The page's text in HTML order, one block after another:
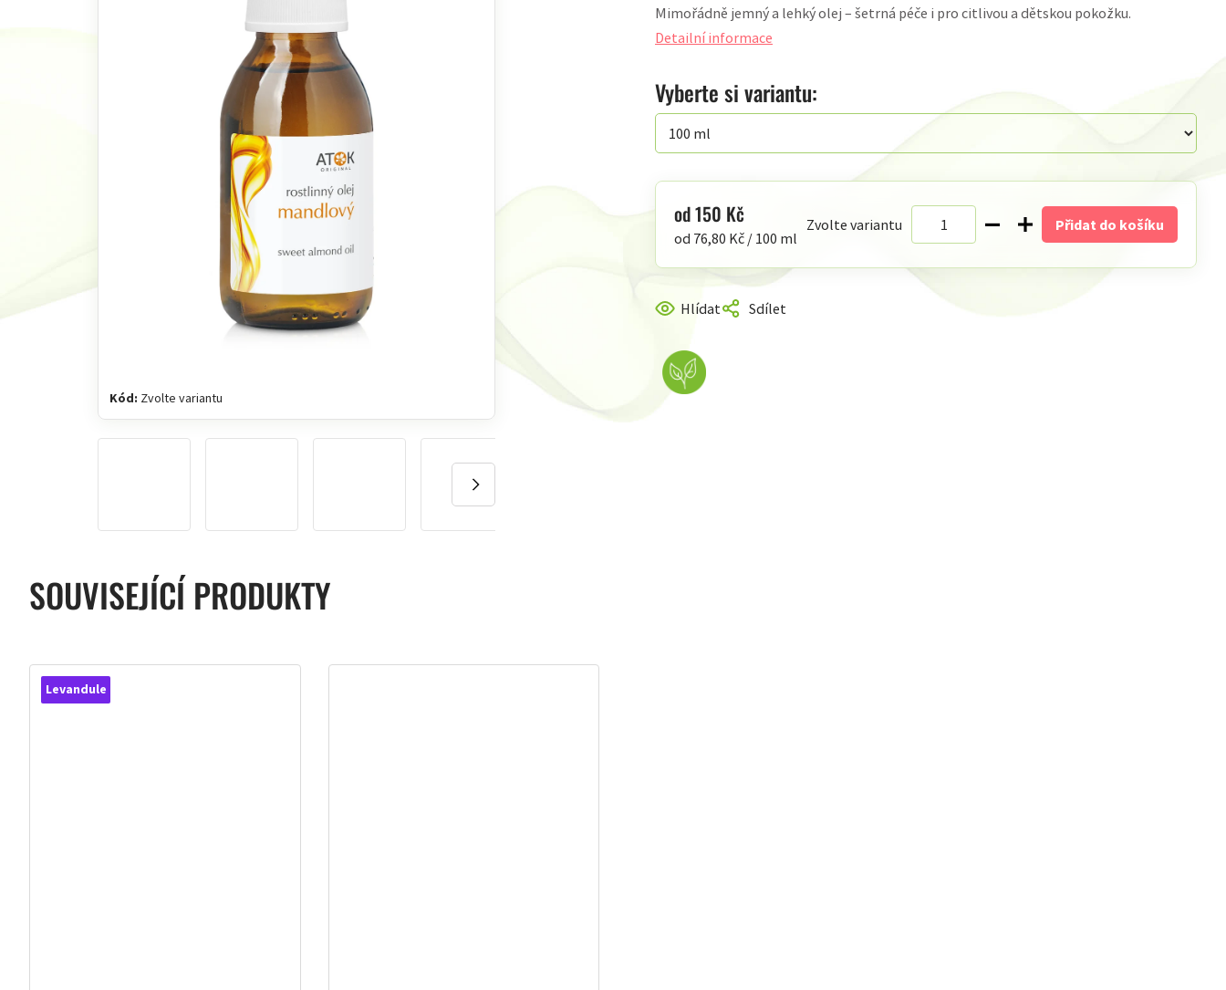
Kód: Zvolte variantu
produktu
je
5
hvězdiček.
Vyberte si variantu:
Mimořádně jemný a lehký olej – šetrná péče i pro citlivou a dětskou pokožku.
Detailní informace
Hlídat Sdílet
od150 Kč
Měrná
od 76,80 Kč / 100 ml
Zvolte variantu Přidat do košíku
SOUVISEJÍCÍ PRODUKTY
Levandule